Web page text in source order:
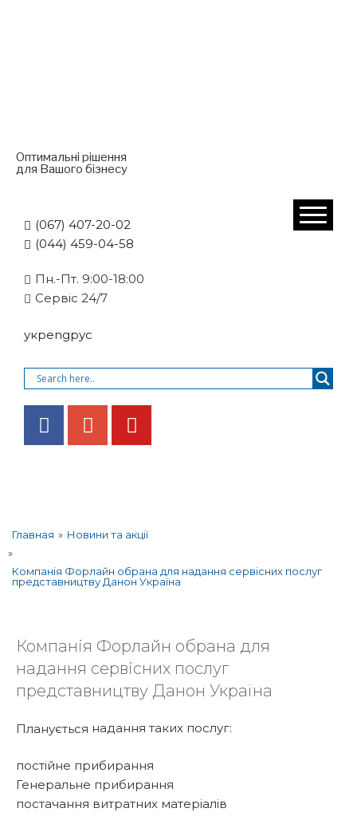
Оптимальні рішення
для Вашого бізнесу
(067) 407-20-02
(044) 459-04-58
Пн.-Пт. 9:00-18:00
Cервіс 24/7
укрengрус
Главная » Новини та акції
»
Компанія Форлайн обрана для надання сервісних послуг
представництву Данон Україна
Компанія Форлайн обрана для
надання сервісних послуг
представництву Данон Україна
Планується надання таких послуг:
постійне прибирання
Генеральне прибирання
постачання витратних матеріалів